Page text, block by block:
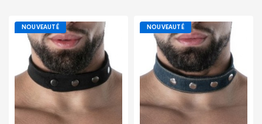
NOUVEAUTÉ NOUVEAUTÉ